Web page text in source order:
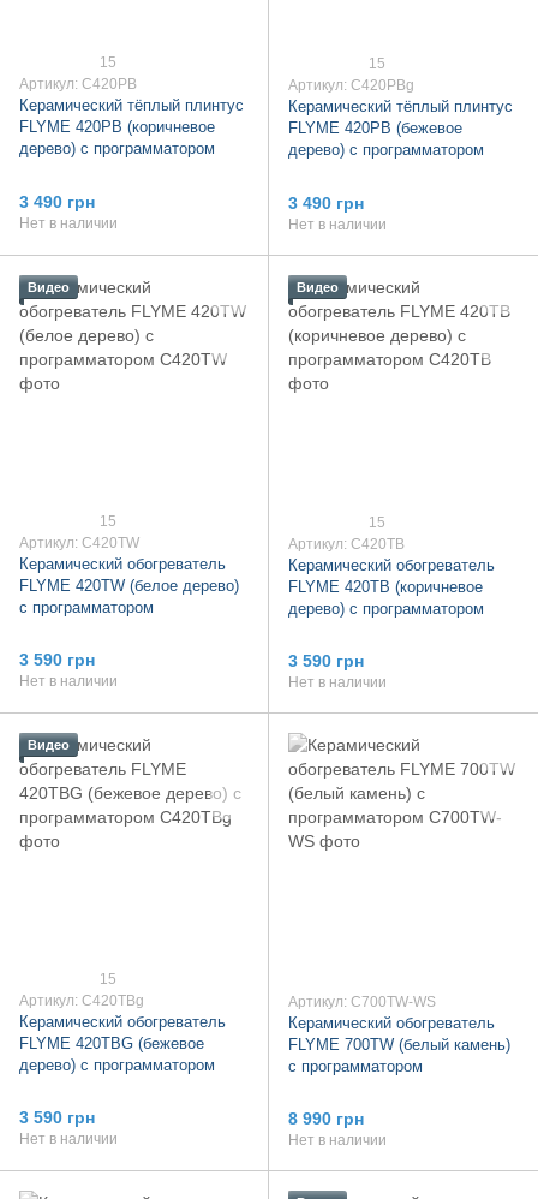
15
Артикул: C420PB
Керамический тёплый плинтус
FLYME 420PB (коричневое
дерево) с программатором
3 490 грн
Нет в наличии
15
Артикул: C420PBg
Керамический тёплый плинтус
FLYME 420PB (бежевое
дерево) с программатором
3 490 грн
Нет в наличии
Видео
15
Артикул: C420TW
Керамический обогреватель
FLYME 420TW (белое дерево)
с программатором
3 590 грн
Нет в наличии
Видео
15
Артикул: C420TB
Керамический обогреватель
FLYME 420TB (коричневое
дерево) с программатором
3 590 грн
Нет в наличии
Видео
15
Артикул: C420TBg
Керамический обогреватель
FLYME 420TBG (бежевое
дерево) с программатором
3 590 грн
Нет в наличии
Артикул: C700TW-WS
Керамический обогреватель
FLYME 700TW (белый камень)
с программатором
8 990 грн
Нет в наличии